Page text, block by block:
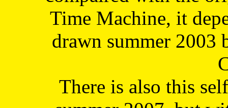
Time Machine, it
drawn summer 2003
There is also this